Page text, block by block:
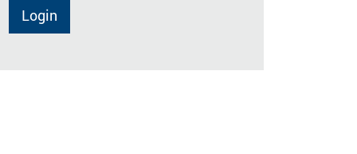
Login